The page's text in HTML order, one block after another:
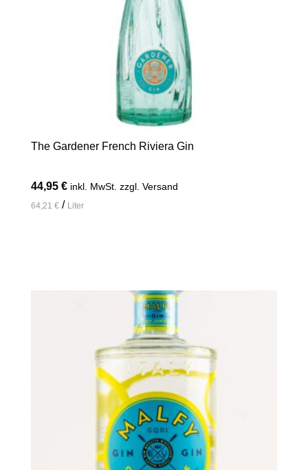
The Gardener French Riviera Gin
44,95 € inkl. MwSt. zzgl. Versand
64,21 €/ Liter